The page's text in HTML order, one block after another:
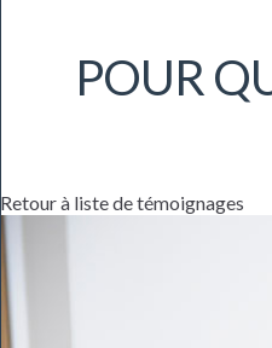
POUR
Retour à liste de témoignages